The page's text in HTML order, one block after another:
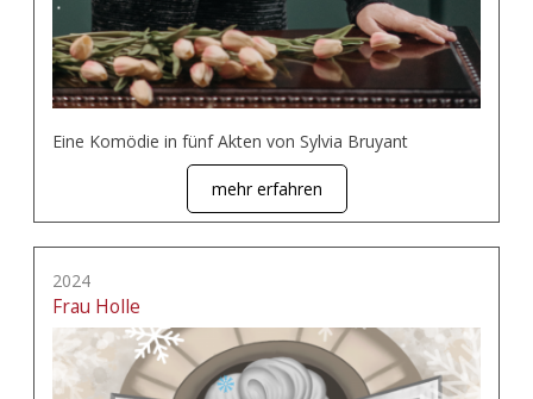
Eine Komödie in fünf Akten von Sylvia Bruyant
mehr erfahren
2024
Frau Holle